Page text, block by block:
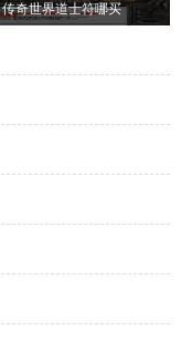
传奇世界道士符哪买